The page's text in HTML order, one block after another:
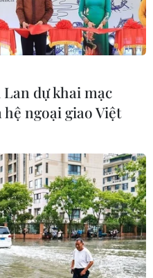
dự khai mạc
ngoại giao Việt